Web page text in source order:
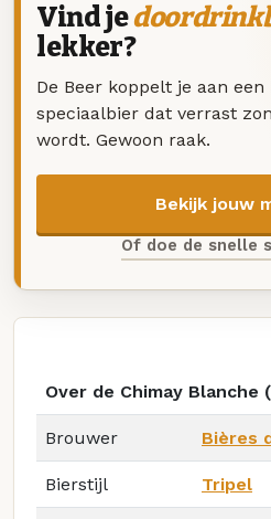
Vind je
lekker?
De Beer koppelt je aan
speciaalbier dat verrast
wordt. Gewoon raak.
Bekijk jouw
Of doe de snelle
Over de Chimay Blanche
Brouwer Bières
Bierstijl Tripel